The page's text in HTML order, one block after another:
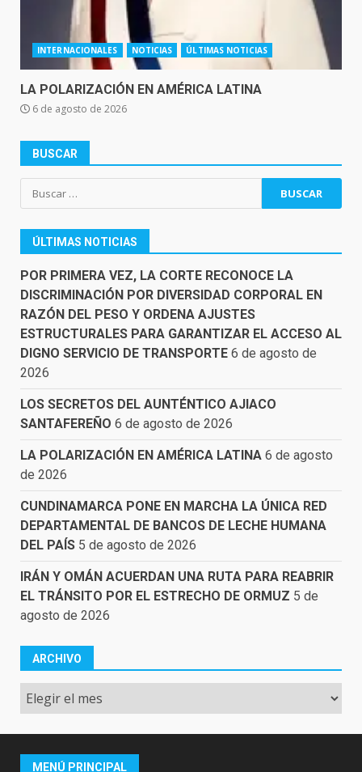
INTERNACIONALES NOTICIAS ÚLTIMAS NOTICIAS
LA POLARIZACIÓN EN AMÉRICA LATINA
6 de agosto de 2026
BUSCAR
Buscar:
ÚLTIMAS NOTICIAS
POR PRIMERA VEZ, LA CORTE RECONOCE LA
DISCRIMINACIÓN POR DIVERSIDAD CORPORAL EN
RAZÓN DEL PESO Y ORDENA AJUSTES
ESTRUCTURALES PARA GARANTIZAR EL ACCESO AL
DIGNO SERVICIO DE TRANSPORTE 6 de agosto de
2026
LOS SECRETOS DEL AUNTÉNTICO AJIACO
SANTAFEREÑO 6 de agosto de 2026
LA POLARIZACIÓN EN AMÉRICA LATINA 6 de agosto
de 2026
CUNDINAMARCA PONE EN MARCHA LA ÚNICA RED
DEPARTAMENTAL DE BANCOS DE LECHE HUMANA
DEL PAÍS 5 de agosto de 2026
IRÁN Y OMÁN ACUERDAN UNA RUTA PARA REABRIR
EL TRÁNSITO POR EL ESTRECHO DE ORMUZ 5 de
agosto de 2026
ARCHIVO
Archivo
MENÚ PRINCIPAL